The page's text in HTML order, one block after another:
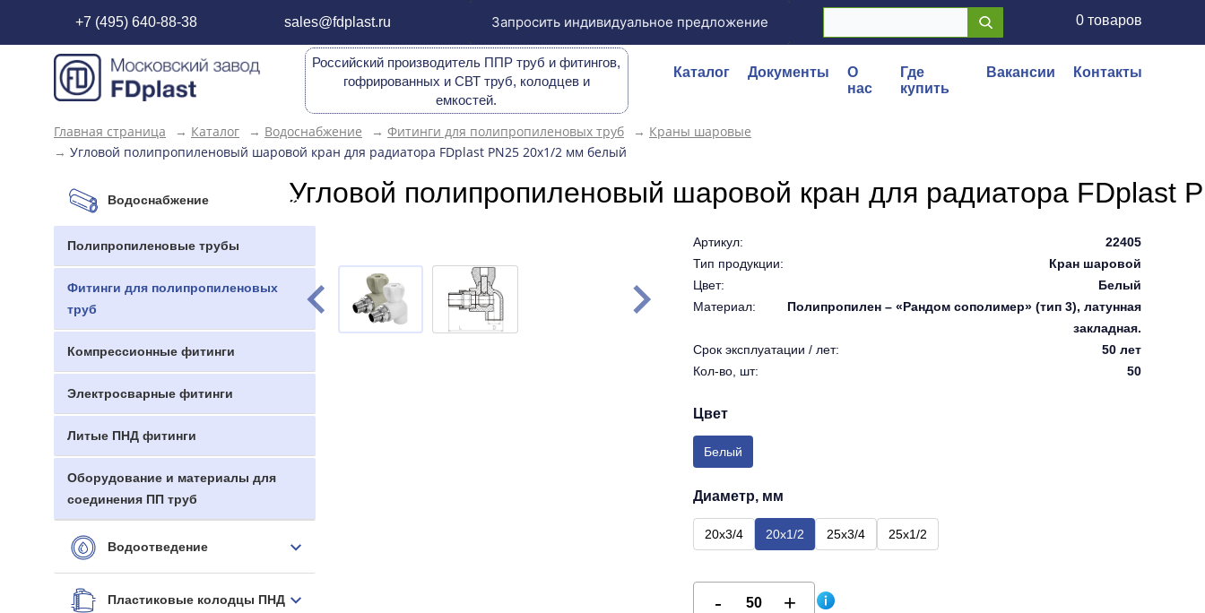
+7 (495) 640-88-38 sales@fdplast.ru Запросить индивидуальное предложение 0 товаров
Российский производитель ППР труб и фитингов,
гофрированных и СВТ труб, колодцев и
емкостей.
Каталог Документы
О
нас
Где
купить
Вакансии Контакты
Главная страница → Каталог → Водоснабжение → Фитинги для полипропиленовых труб → Краны шаровые
→ Угловой полипропиленовый шаровой кран для радиатора FDplast PN25 20х1/2 мм белый
Водоснабжение
Полипропиленовые трубы
Фитинги для полипропиленовых
труб
Компрессионные фитинги
Электросварные фитинги
Литые ПНД фитинги
Оборудование и материалы для
соединения ПП труб
Водоотведение
Пластиковые колодцы ПНД
Угловой полипропиленовый шаровой кран для радиатора FDplast
Артикул:
22405
Тип продукции:
Кран шаровой
Цвет:
Белый
Материал:
Полипропилен – «Рандом сополимер» (тип 3), латунная
закладная.
Срок эксплуатации / лет:
50 лет
Кол-во, шт:
50
Цвет
Белый
Диаметр, мм
20х3/4 20х1/2 25х3/4 25х1/2